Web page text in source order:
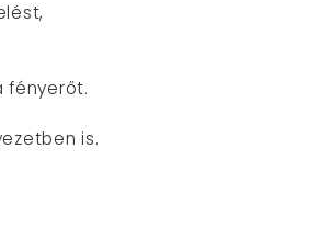
fényerőt.
is.